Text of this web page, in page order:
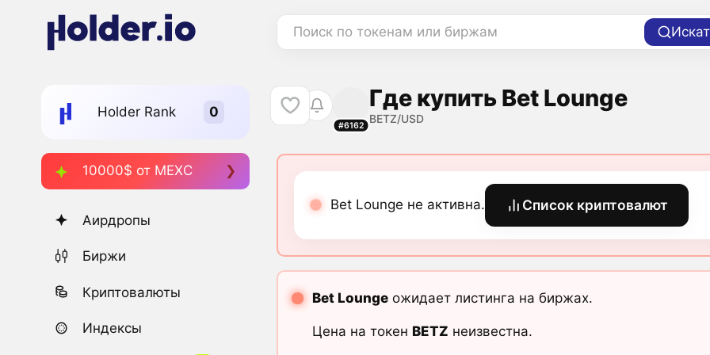
Поиск по токенам или биржам
Holder Rank
10000$ от MEXC
Аирдропы
Биржи
Криптовалюты
Индексы
#6162
Где купить Bet Lounge
BETZ/USD
Bet Lounge не активна. Список криптовалют
Bet Loungeожидает листинга на биржах.
Цена на токен BETZ неизвестна.